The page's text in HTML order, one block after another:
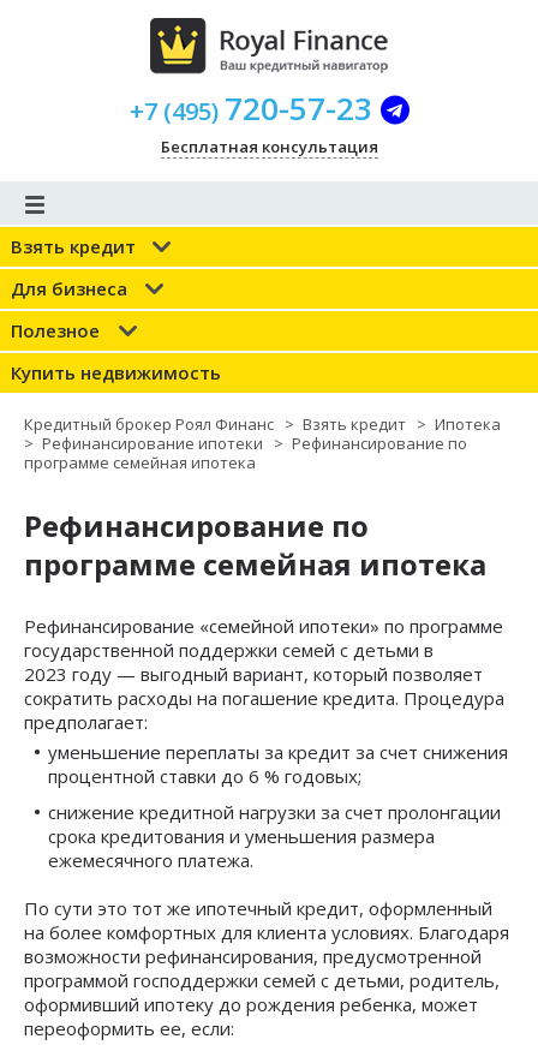
+7(495) 720-57-23
Бесплатная консультация
Взять кредит
Для бизнеса
Полезное
Купить недвижимость
Кредитный брокер Роял Финанс > Взять кредит > Ипотека
> Рефинансирование ипотеки > Рефинансирование по
программе семейная ипотека
Рефинансирование по
программе семейная ипотека
Рефинансирование «семейной ипотеки» по программе
государственной поддержки семей с детьми в
2023 году — выгодный вариант, который позволяет
сократить расходы на погашение кредита. Процедура
предполагает:
уменьшение переплаты за кредит за счет снижения
процентной ставки до 6 % годовых;
снижение кредитной нагрузки за счет пролонгации
срока кредитования и уменьшения размера
ежемесячного платежа.
По сути это тот же ипотечный кредит, оформленный
на более комфортных для клиента условиях. Благодаря
возможности рефинансирования, предусмотренной
программой господдержки семей с детьми, родитель,
оформивший ипотеку до рождения ребенка, может
переоформить ее, если: